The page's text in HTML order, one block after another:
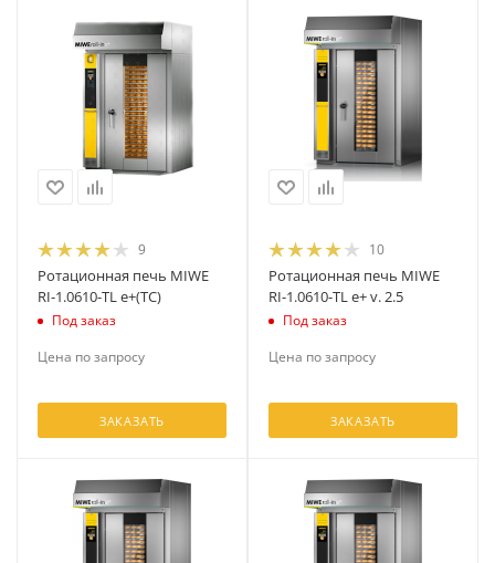
9
Ротационная печь MIWE
RI-1.0610-TL е+(ТС)
Под заказ
Цена по запросу
ЗАКАЗАТЬ
10
Ротационная печь MIWE
RI-1.0610-TL e+ v. 2.5
Под заказ
Цена по запросу
ЗАКАЗАТЬ